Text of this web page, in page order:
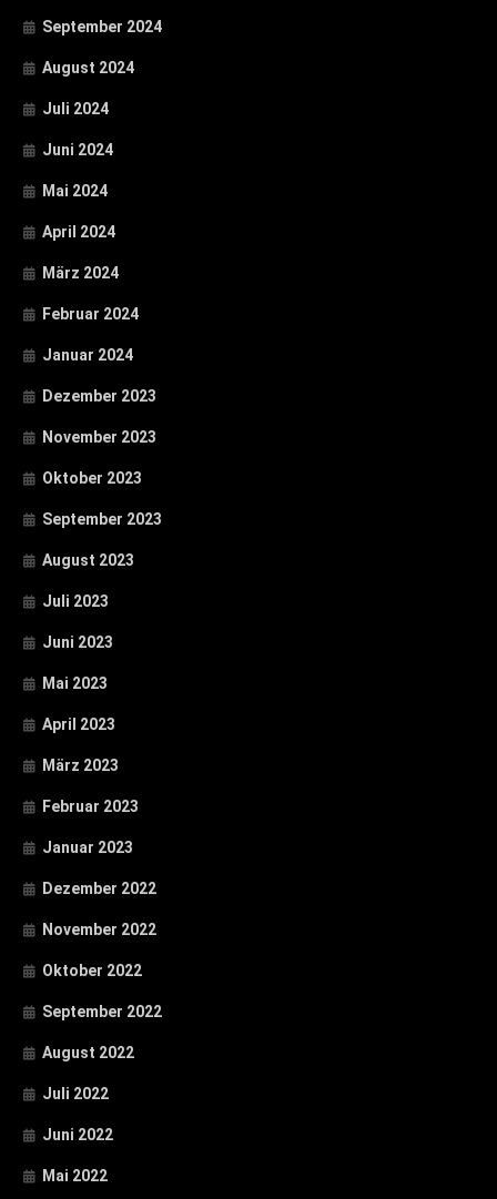
September 2024
August 2024
Juli 2024
Juni 2024
Mai 2024
April 2024
März 2024
Februar 2024
Januar 2024
Dezember 2023
November 2023
Oktober 2023
September 2023
August 2023
Juli 2023
Juni 2023
Mai 2023
April 2023
März 2023
Februar 2023
Januar 2023
Dezember 2022
November 2022
Oktober 2022
September 2022
August 2022
Juli 2022
Juni 2022
Mai 2022